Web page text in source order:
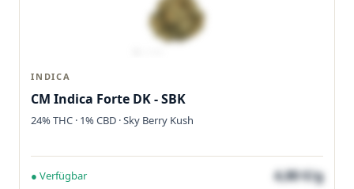
INDICA
CM Indica Forte DK - SBK
24% THC · 1% CBD · Sky Berry Kush
● Verfügbar 4,80 €/g